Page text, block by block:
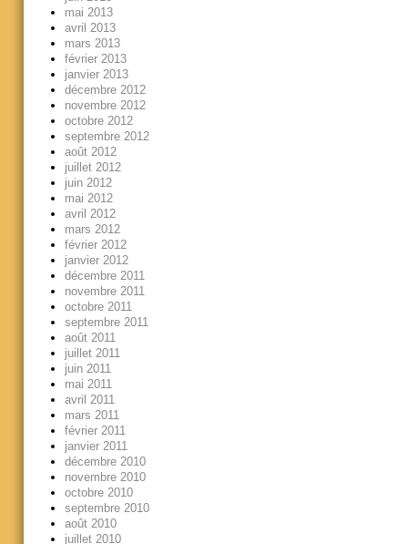
mai 2013
avril 2013
mars 2013
février 2013
janvier 2013
décembre 2012
novembre 2012
octobre 2012
septembre 2012
août 2012
juillet 2012
juin 2012
mai 2012
avril 2012
mars 2012
février 2012
janvier 2012
décembre 2011
novembre 2011
octobre 2011
septembre 2011
août 2011
juillet 2011
juin 2011
mai 2011
avril 2011
mars 2011
février 2011
janvier 2011
décembre 2010
novembre 2010
octobre 2010
septembre 2010
août 2010
juillet 2010